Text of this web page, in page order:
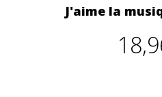
J'aime la